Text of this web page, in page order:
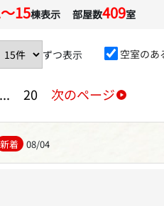
15棟表示 部屋数409室
ずつ表示 空室のあ
... 20 次のページ
新着 08/04